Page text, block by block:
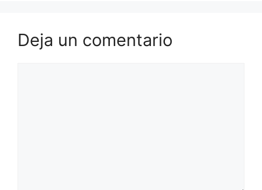
Deja un comentario